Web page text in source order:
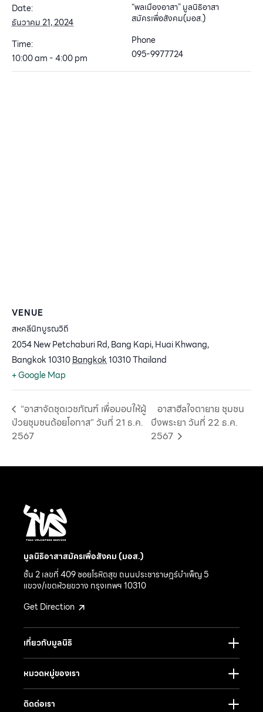
Date:
ธันวาคม 21, 2024
Time:
10:00 am - 4:00 pm
“พลเมืองอาสา” มูลนิธิอาสา
สมัครเพื่อสังคม(มอส.)
Phone
095-9977724
VENUE
สหคลีนิกบูรณวิถี
2054 New Petchaburi Rd, Bang Kapi, Huai Khwang,
Bangkok 10310Bangkok10310Thailand
+ Google Map
“อาสาจัดชุดเวชภัณฑ์ เพื่อมอบให้ผู้
ป่วยชุมชนด้อยโอกาส” วันที่ 21 ธ.ค.
2567
อาสาฮีลใจตายาย ชุมชน
บึงพระยา วันที่ 22 ธ.ค.
2567
มูลนิธิอาสาสมัครเพื่อสังคม (มอส.)
ชั้น 2 เลขที่ 409 ซอยโรหิตสุข ถนนประชาราษฎร์บำเพ็ญ 5
แขวง/เขตห้วยขวาง กรุงเทพฯ 10310
Get Direction
เกี่ยวกับมูลนิธิ
หมวดหมู่ของเรา
ติดต่อเรา